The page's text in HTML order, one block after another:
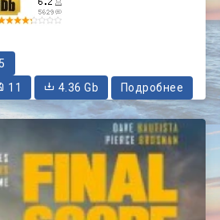
11 4.36 Gb Подробнее